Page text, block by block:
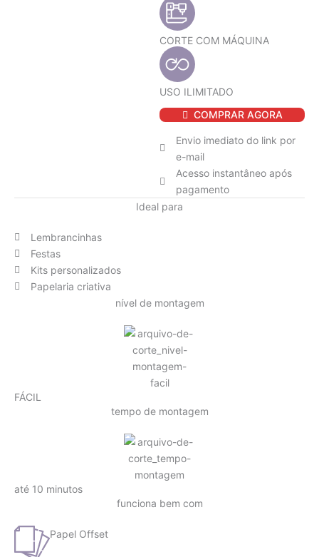
CORTE COM MÁQUINA
USO ILIMITADO
-
do
Mundo
-
Seleção
Brasileira
COMPRAR AGORA
Envio imediato do link por
e-mail
Acesso instantâneo após
pagamento
Ideal para
Lembrancinhas
Festas
Kits personalizados
Papelaria criativa
nível de montagem
FÁCIL
tempo de montagem
até 10 minutos
funciona bem com
Papel Offset